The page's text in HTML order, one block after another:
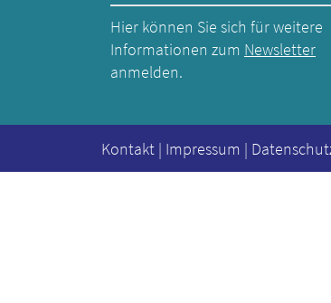
Hier können Sie sich für weitere
Informationen zum Newsletter
anmelden.
Kontakt | Impressum |